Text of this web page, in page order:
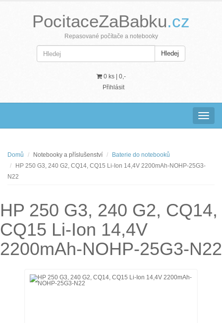
PocitaceZaBabku.cz
Repasované počítače a notebooky
Hledej
0 ks | 0,-
Přihlásit
Domů Notebooky a příslušenství
Baterie do notebooků
HP 250 G3, 240 G2, CQ14, CQ15 Li-Ion 14,4V 2200mAh-NOHP-25G3-
N22
HP 250 G3, 240 G2, CQ14,
CQ15 Li-Ion 14,4V
2200mAh-NOHP-25G3-N22